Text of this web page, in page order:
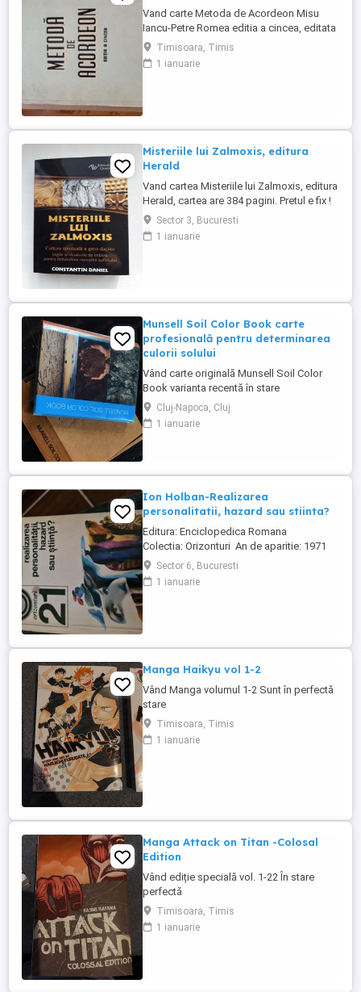
Vand carte Metoda de Acordeon Misu
Iancu-Petre Romea editia a cincea, editata
in anul 1962. Pret fix 200 lei.
Timisoara, Timis
1 ianuarie
Misteriile lui Zalmoxis, editura
Herald
Vand cartea Misteriile lui Zalmoxis, editura
Herald, cartea are 384 pagini. Pretul e fix !
Sector 3, Bucuresti
1 ianuarie
Munsell Soil Color Book carte
profesională pentru determinarea
culorii solului
Vând carte originală Munsell Soil Color
Book varianta recentă în stare
excelentă,nefolosită , fiind incercate doar
2 pagini pentru referiri în artă .Aceasta
carte este inaccesibilă în România Este un
geografiei, geologiei, ...
Cluj-Napoca, Cluj
1 ianuarie
Ion Holban-Realizarea
personalitatii, hazard sau stiinta?
Editura: Enciclopedica Romana
Colectia: Orizonturi An de aparitie: 1971
Nr. pagini: 206 Format: 11 x 17 cm Coperti:
brosate
Sector 6, Bucuresti
1 ianuarie
Manga Haikyu vol 1-2
Vând Manga volumul 1-2 Sunt în perfectă
stare
Timisoara, Timis
1 ianuarie
Manga Attack on Titan -Colosal
Edition
Vând ediție specială vol. 1-22 În stare
perfectă
Timisoara, Timis
1 ianuarie